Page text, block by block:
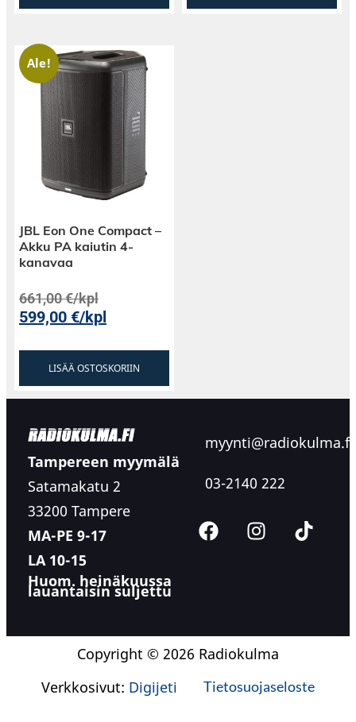
Ale!
JBL Eon One Compact –
Akku PA kaiutin 4-
kanavaa
661,00€/kpl
599,00€/kpl
LISÄÄ OSTOSKORIIN
Tampereen myymälä
Satamakatu 2
33200 Tampere
MA-PE 9-17
LA 10-15
Huom. heinäkuussa
lauantaisin suljettu
myynti@radiokulma.fi
03-2140 222
Copyright © 2026 Radiokulma
Verkkosivut: Digijeti Tietosuojaseloste